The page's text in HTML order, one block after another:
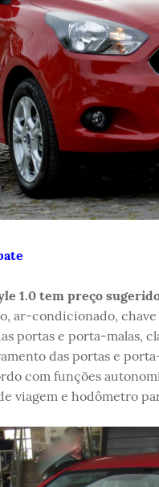
1.0 tem preço
ar-condicionado,
portas e porta-malas,
das portas e
com funções
viagem e hodômetro